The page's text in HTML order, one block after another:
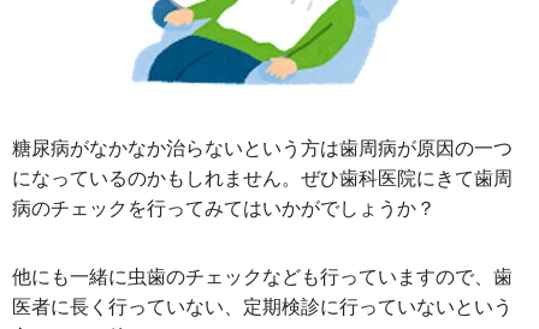
糖尿病がなかなか治らないという方は歯周病が原因の一つ
になっているのかもしれません。ぜひ歯科医院にきて歯周
病のチェックを行ってみてはいかがでしょうか？
他にも一緒に虫歯のチェックなども行っていますので、歯
医者に長く行っていない、定期検診に行っていないという